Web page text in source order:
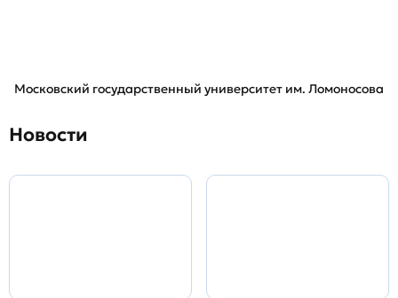
Московский государственный университет им. Ломоносова
Новости